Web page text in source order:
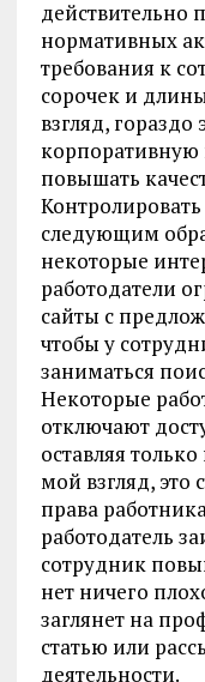
действительно
нормативных
требования к
сорочек и
взгляд,
корпоративную
повышать
следующим
некоторые
работодатели
сайты с
чтобы у
заниматься
Некоторые
отключают
оставляя
мой взгляд, это
права
работодатель
сотрудник
нет ничего
заглянет на
статью или
деятельности.